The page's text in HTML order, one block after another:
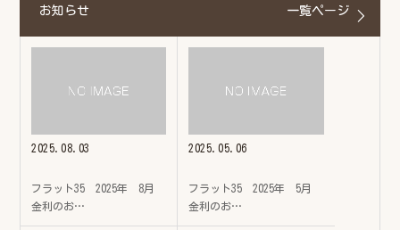
お知らせ 一覧ページ
2025.08.03
フラット35 2025年 8月
金利のお…
2025.05.06
フラット35 2025年 5月
金利のお…